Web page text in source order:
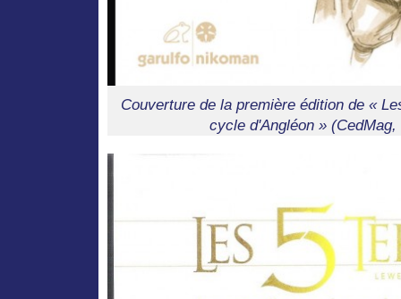
Couverture de la première édition de «
cycle d'Angléon »